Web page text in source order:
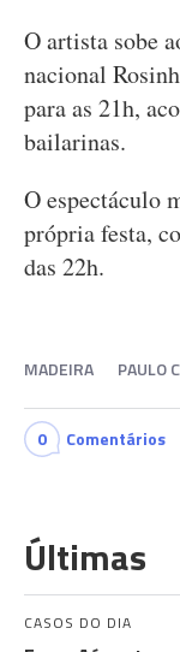
O artista sobe
nacional
para as 21h,
bailarinas.
O espectáculo
própria festa,
das 22h.
MADEIRA PAULO
0 Comentários
Últimas
CASOS DO DIA